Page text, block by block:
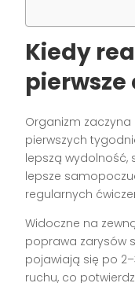
Kiedy
pierwsze
Organizm zaczyna
pierwszych
lepszą wydolność,
lepsze
regularnych
Widoczne na
poprawa zarysów
pojawiają się po
ruchu, co